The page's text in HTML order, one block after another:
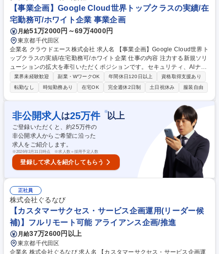
ていただく予定です。日常的に英語を使用し、将来的にはサウジアラビア
への赴任・駐在の可能性もあるため、グローバルな舞台で一から事業を創
り上げる圧倒的な裁量とやりがいを得られる環境です。 募集職種 【海外
事業立ち上げ/サウジアラビア】ゲームIP展開/年休124日/英語活用/駐在有
【事業企画】Google Cloud世界トップクラスの実績/在
宅勤務可/ホワイト企業 事業企画
月給51万2000円～69万4000円
東京都千代田区
企業名 クラウドエース株式会社 求人名 【事業企画】Google Cloud世界ト
ップクラスの実績/在宅勤務可/ホワイト企業 仕事の内容 注力する新規ソリ
ューションの拡大を牽引いただくポジションです。セキュリティ、AIナレ
ッジ活用、データ活用など複数のソリューションを横断しながら、営業戦
略の設計、重点案件の前進、Go-to-Marketの仕組み 化、パートナーアライ
アンス推進まで、事業成長に直結する領域をリードしていただきます。 ・
注力ソリューション群の営業戦略、事業推進方針、GTM設計の立案 ・タ
ーゲット企業、業界、訴求テーマ、優先順位の設計 ・重点案件における営
業同席、提案リード、案件前進の推進 ・ベンダー、パートナーとの連携方
針策定、共同施策の企画推進 ※備考欄もご確認ください。 募集職種 【事
業企画】Google Cloud世界トップクラスの実績/在宅勤務可/ホワイト企業
業界未経験歓迎 副業・WワークOK 年間休日120日以上
資格取得支援あり
転勤なし
時短勤務あり 在宅OK 完全週休2日制 土日祝休み 服装自由
非公開求人 は25万件 ※以上
ご登録いただくと、約25万件の
非公開求人からご希望に沿った
求人をご紹介します。
※2026年3月31日時点 ※求人数＝採用予定人数
登録して求人を紹介してもらう
正社員
株式会社ぐるなび
【カスタマーサクセス・サービス企画運用(リーダー候
補)】フルリモート可能 アライアンス企画/推進
月給37万2600円以上
東京都千代田区
企業名 株式会社ぐるなび 求人名 【カスタマーサクセス・サービス企画運